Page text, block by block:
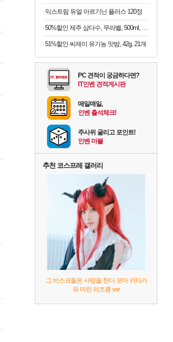
익스트림 듀얼 아르기닌 플러스 120정
50%할인 제주 삼다수, 무라벨, 500ml, 40개
51%할인 씨제이 유기농 맛밤, 42g, 21개
PC 견적이 궁금하다면?
IT인벤 견적게시판
매일매일,
인벤 출석체크!
주사위 굴리고 포인트!
인벤 마블
추천 코스프레 갤러리
그 비스크돌은 사랑을 한다 코마 키타가
와 마린 리즈큥 ver